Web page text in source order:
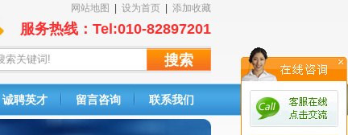
网站地图 设为首页 添加收藏
服务热线：Tel:010-82897201
诚聘英才 留言咨询 联系我们